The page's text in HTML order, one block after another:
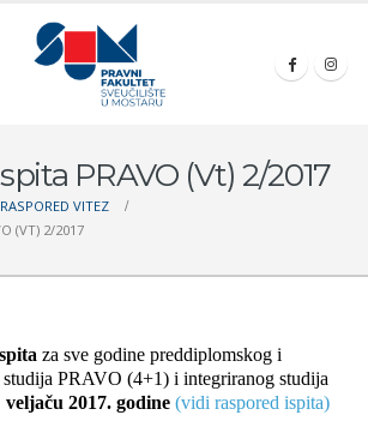
PRAVO (Vt) 2/2017
RASPORED VITEZ
(VT) 2/2017
za sve godine preddiplomskog i
PRAVO (4+1) i integriranog studija
veljaču 2017. godine (vidi raspored ispita)